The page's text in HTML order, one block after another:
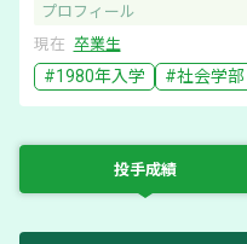
プロフィール
現在 卒業生
#1980年入学 #社会学部
投手成績